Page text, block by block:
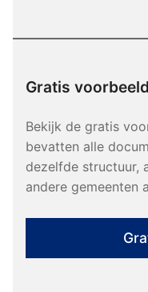
Gratis
Bekijk de gratis
bevatten alle
dezelfde structuur,
andere gemeenten